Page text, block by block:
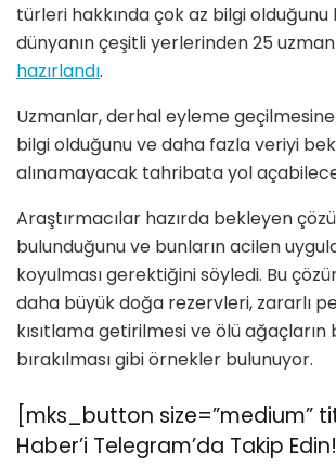
türleri hakkında çok az bilgi
dünyanın çeşitli yerlerinden 25
hazırlandı.
Uzmanlar, derhal eyleme
bilgi olduğunu ve daha fazla veriyi
alınamayacak tahribata yol
Araştırmacılar hazırda bekleyen
bulunduğunu ve bunların acilen
koyulması gerektiğini söyledi. Bu
daha büyük doğa rezervleri, zararlı
kısıtlama getirilmesi ve ölü
bırakılması gibi örnekler bulunuyor.
[mks_button size=”medium”
Haber’i Telegram’da Takip